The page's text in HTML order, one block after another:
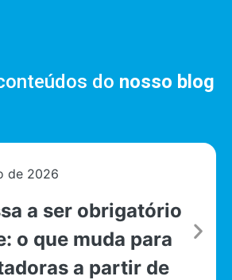
do nosso blog
de 2026
a ser obrigatório
o que muda para
a partir de